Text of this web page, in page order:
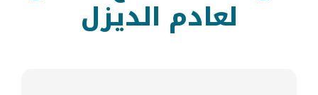
لعادم الديزل